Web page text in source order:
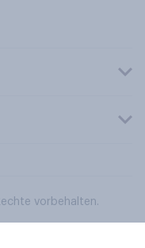
vorbehalten.